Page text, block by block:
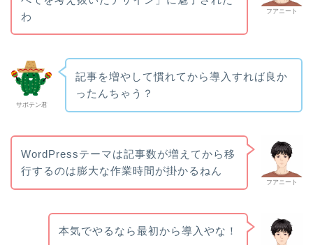
フアニート
わ
サボテン君
記事を増やして慣れてから導入すれば良か
ったんちゃう？
フアニート
WordPressテーマは記事数が増えてから移
行するのは膨大な作業時間が掛かるねん
本気でやるなら最初から導入やな！